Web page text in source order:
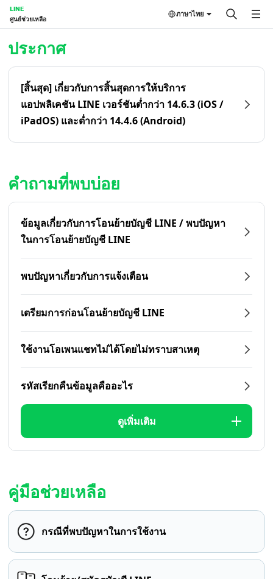
LINE
ศูนย์ช่วยเหลือ
ภาษาไทย
ประกาศ
[สิ้นสุด] เกี่ยวกับการสิ้นสุดการให้บริการ
แอปพลิเคชัน LINE เวอร์ชันต่ำกว่า 14.6.3 (iOS /
iPadOS) และต่ำกว่า 14.4.6 (Android)
คำถามที่พบบ่อย
ข้อมูลเกี่ยวกับการโอนย้ายบัญชี LINE / พบปัญหา
ในการโอนย้ายบัญชี LINE
พบปัญหาเกี่ยวกับการแจ้งเตือน
เตรียมการก่อนโอนย้ายบัญชี LINE
ใช้งานโอเพนแชทไม่ได้โดยไม่ทราบสาเหตุ
รหัสเรียกคืนข้อมูลคืออะไร
ดูเพิ่มเติม
คู่มือช่วยเหลือ
กรณีที่พบปัญหาในการใช้งาน